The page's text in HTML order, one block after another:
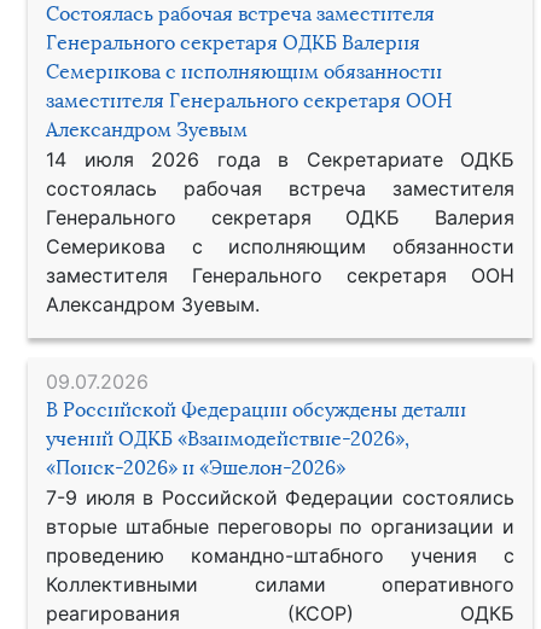
Состоялась рабочая встреча заместителя
Генерального секретаря ОДКБ Валерия
Семерикова с исполняющим обязанности
заместителя Генерального секретаря ООН
Александром Зуевым
14 июля 2026 года в Секретариате ОДКБ
состоялась рабочая встреча заместителя
Генерального секретаря ОДКБ Валерия
Семерикова с исполняющим обязанности
заместителя Генерального секретаря ООН
Александром Зуевым.
09.07.2026
В Российской Федерации обсуждены детали
учений ОДКБ «Взаимодействие-2026»,
«Поиск-2026» и «Эшелон-2026»
7-9 июля в Российской Федерации состоялись
вторые штабные переговоры по организации и
проведению командно-штабного учения с
Коллективными силами оперативного
реагирования (КСОР) ОДКБ